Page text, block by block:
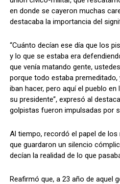
en donde se cayeron muchas
destacaba la importancia del
“Cuánto decían ese día que los
y lo que se estaba era
que venía matando gente,
porque todo estaba
iban hacer, pero aquí el pueblo
su presidente”, expresó al
golpistas fueron impulsadas por
Al tiempo, recordó el papel de
que guardaron un silencio
decían la realidad de lo que
Reafirmó que, a 23 año de aquel